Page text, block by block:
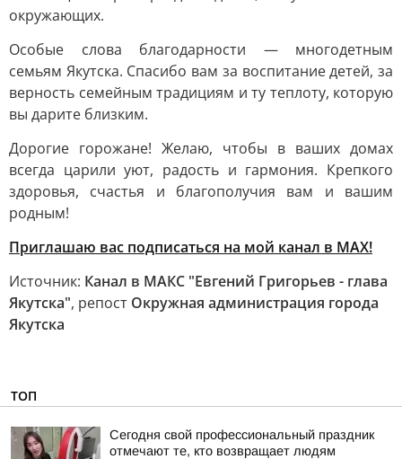
окружающих.
Особые слова благодарности — многодетным
семьям Якутска. Спасибо вам за воспитание детей, за
верность семейным традициям и ту теплоту, которую
вы дарите близким.
Дорогие горожане! Желаю, чтобы в ваших домах
всегда царили уют, радость и гармония. Крепкого
здоровья, счастья и благополучия вам и вашим
родным!
Приглашаю вас подписаться на мой канал в МАХ!
Источник: Канал в МАКС "Евгений Григорьев - глава
Якутска", репост Окружная администрация города
Якутска
ТОП
Сегодня свой профессиональный праздник
отмечают те, кто возвращает людям